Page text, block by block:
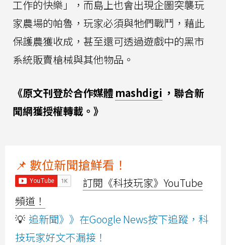
工作的快樂」，而島上也會出現企圖突襲玩
家農場的帕魯，玩家必須與牠們戰鬥，藉此
保護農獲收成，甚至還可透過遊戲中的黑市
系統販賣槍械與其他物品。
《原文刊登於合作媒體 mashdigi ，聯合新
聞網獲授權轉載。》
📌 數位新聞搶鮮看！
訂閱《科技玩家》YouTube
頻道！
💡 追新聞》》在Google News按下追蹤，科
技玩家好文不漏接！